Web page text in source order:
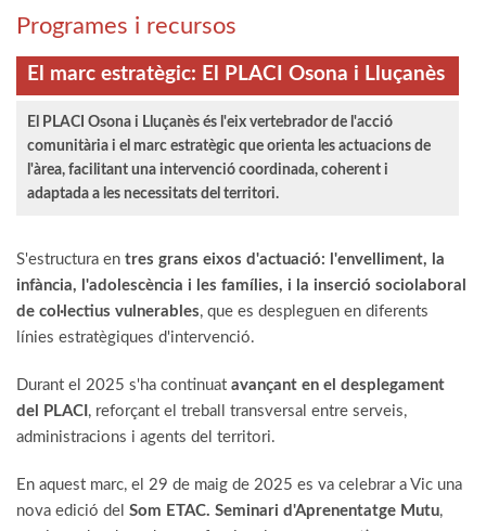
Programes i recursos
El marc estratègic: El PLACI Osona i Lluçanès
El PLACI Osona i Lluçanès és l'eix vertebrador de l'acció
comunitària i el marc estratègic que orienta les actuacions de
l'àrea, facilitant una intervenció coordinada, coherent i
adaptada a les necessitats del territori.
S'estructura en tres grans eixos d'actuació: l'envelliment, la
infància, l'adolescència i les famílies, i la inserció sociolaboral
de col·lectius vulnerables, que es despleguen en diferents
línies estratègiques d'intervenció.
Durant el 2025 s'ha continuat avançant en el desplegament
del PLACI , reforçant el treball transversal entre serveis,
administracions i agents del territori.
En aquest marc, el 29 de maig de 2025 es va celebrar a Vic una
nova edició del Som ETAC. Seminari d'Aprenentatge Mutu,